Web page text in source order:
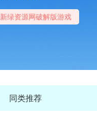
新绿资源网破解版游戏
同类推荐